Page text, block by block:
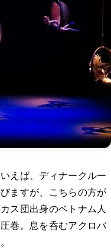
えば、ディナークルー
ますが、こちらの方が
ス団出身のベトナム人
巻。息を呑むアクロバ